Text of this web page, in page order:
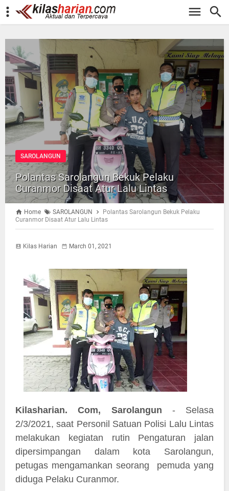
-->
SAROLANGUN
Polantas Sarolangun Bekuk Pelaku
Curanmor Disaat Atur Lalu Lintas
Home SAROLANGUN
Polantas Sarolangun Bekuk Pelaku
Curanmor Disaat Atur Lalu Lintas
Kilas Harian March 01, 2021
Kilasharian. Com, Sarolangun - Selasa
2/3/2021, saat Personil Satuan Polisi Lalu Lintas
melakukan kegiatan rutin Pengaturan jalan
dipersimpangan dalam kota Sarolangun,
petugas mengamankan seorang pemuda yang
diduga Pelaku Curanmor.